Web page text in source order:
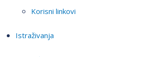
Korisni linkovi
Istraživanja